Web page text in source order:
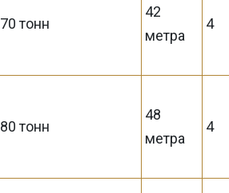
70 тонн
42
метра
4
80 тонн
48
метра
4